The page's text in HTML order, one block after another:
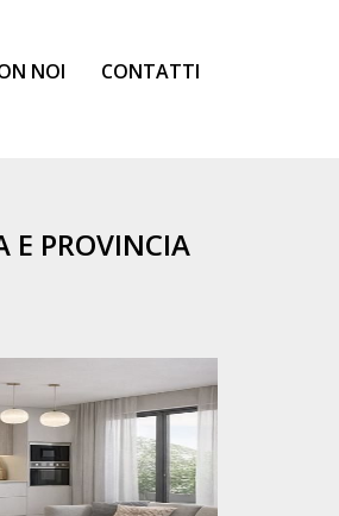
NOI CONTATTI
E PROVINCIA